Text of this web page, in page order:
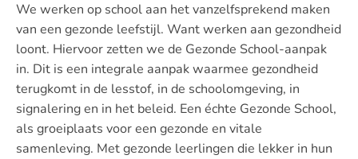
We werken op school aan het vanzelfsprekend maken
van een gezonde leefstijl. Want werken aan gezondheid
loont. Hiervoor zetten we de Gezonde School-aanpak
in. Dit is een integrale aanpak waarmee gezondheid
terugkomt in de lesstof, in de schoolomgeving, in
signalering en in het beleid. Een échte Gezonde School,
als groeiplaats voor een gezonde en vitale
samenleving. Met gezonde leerlingen die lekker in hun